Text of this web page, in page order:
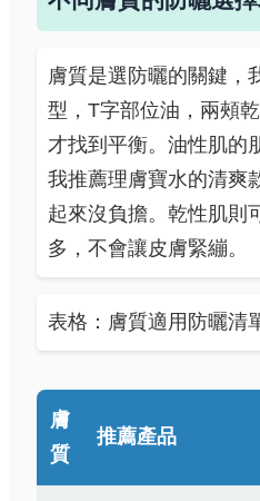
膚質是選防曬的關鍵，
型，T字部位油，兩頰
才找到平衡。油性肌的
我推薦理膚寶水的清爽
起來沒負擔。乾性肌則
多，不會讓皮膚緊繃。
表格：膚質適用防曬清
膚
質
推薦產品